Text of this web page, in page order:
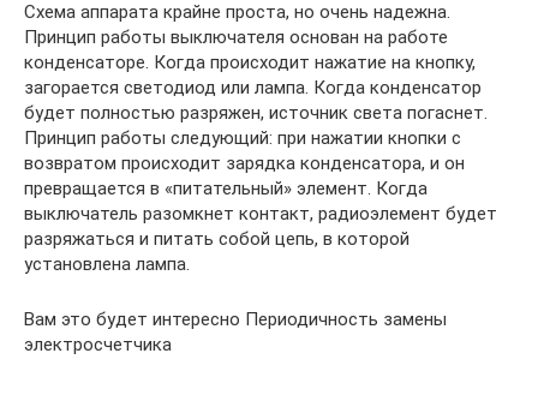
Схема аппарата крайне проста, но очень надежна.
Принцип работы выключателя основан на работе
конденсаторе. Когда происходит нажатие на кнопку,
загорается светодиод или лампа. Когда конденсатор
будет полностью разряжен, источник света погаснет.
Принцип работы следующий: при нажатии кнопки с
возвратом происходит зарядка конденсатора, и он
превращается в «питательный» элемент. Когда
выключатель разомкнет контакт, радиоэлемент будет
разряжаться и питать собой цепь, в которой
установлена лампа.
Вам это будет интересно Периодичность замены
электросчетчика